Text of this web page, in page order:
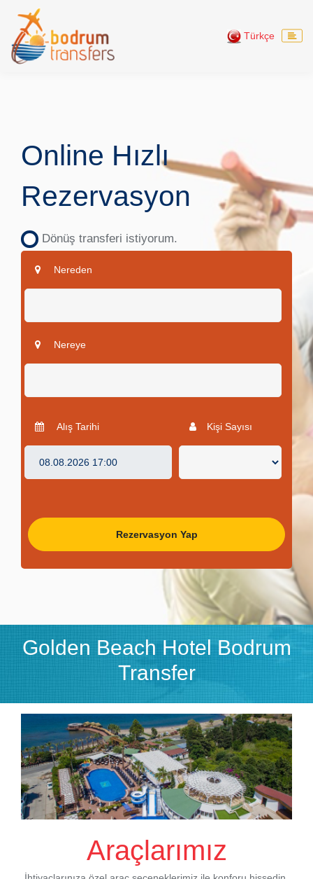
Türkçe
Online Hızlı
Rezervasyon
Dönüş transferi istiyorum.
Nereden
Nereye
Alış Tarihi Kişi Sayısı
Rezervasyon Yap
Golden Beach Hotel Bodrum
Transfer
Araçlarımız